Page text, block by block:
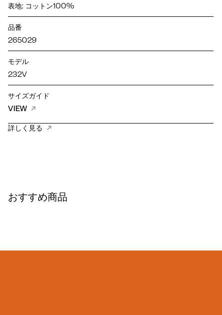
表地: コットン100%
品番
265029
モデル
232V
サイズガイド
VIEW
詳しく見る
おすすめ商品